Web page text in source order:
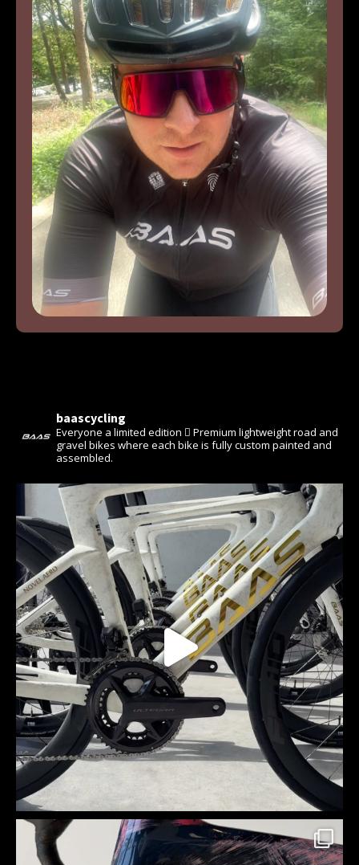
baascycling
Everyone a limited edition 🫆 Premium lightweight road and
gravel bikes where each bike is fully custom painted and
assembled.